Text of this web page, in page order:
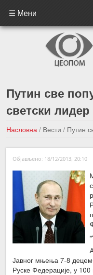
☰ Мени
Путин све
светски лидер
Насловна / Вести/ Путин
Објављено: 18/12/2013, 20:10
Јавног мњења 7-8
Руске Федерације, у 100